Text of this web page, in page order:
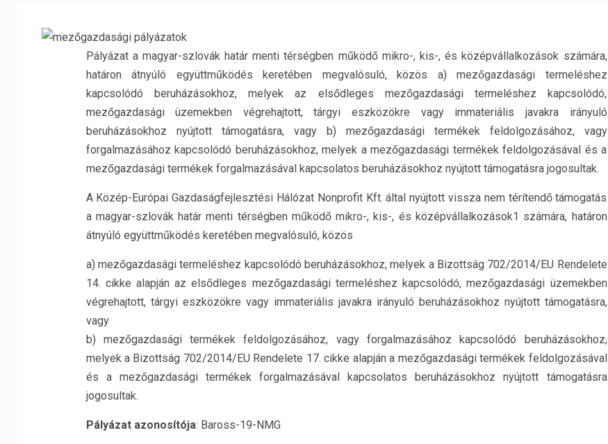
Pályázat a magyar-szlovák határ menti térségben működő mikro-, kis-, és középvállalkozások számára,
határon átnyúló együttműködés keretében megvalósuló, közös a) mezőgazdasági termeléshez
kapcsolódó beruházásokhoz, melyek az elsődleges mezőgazdasági termeléshez kapcsolódó,
mezőgazdasági üzemekben végrehajtott, tárgyi eszközökre vagy immateriális javakra irányuló
beruházásokhoz nyújtott támogatásra, vagy b) mezőgazdasági termékek feldolgozásához, vagy
forgalmazásához kapcsolódó beruházásokhoz, melyek a mezőgazdasági termékek feldolgozásával és a
mezőgazdasági termékek forgalmazásával kapcsolatos beruházásokhoz nyújtott támogatásra jogosultak.
A Közép-Európai Gazdaságfejlesztési Hálózat Nonprofit Kft. által nyújtott vissza nem térítendő támogatás
a magyar-szlovák határ menti térségben működő mikro-, kis-, és középvállalkozások1 számára, határon
átnyúló együttműködés keretében megvalósuló, közös
a) mezőgazdasági termeléshez kapcsolódó beruházásokhoz, melyek a Bizottság 702/2014/EU Rendelete
14. cikke alapján az elsődleges mezőgazdasági termeléshez kapcsolódó, mezőgazdasági üzemekben
végrehajtott, tárgyi eszközökre vagy immateriális javakra irányuló beruházásokhoz nyújtott támogatásra,
vagy
b) mezőgazdasági termékek feldolgozásához, vagy forgalmazásához kapcsolódó beruházásokhoz,
melyek a Bizottság 702/2014/EU Rendelete 17. cikke alapján a mezőgazdasági termékek feldolgozásával
és a mezőgazdasági termékek forgalmazásával kapcsolatos beruházásokhoz nyújtott támogatásra
jogosultak.
Pályázat azonosítója: Baross-19-NMG